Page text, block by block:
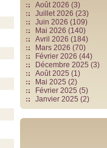
Août 2026 (3)
Juillet 2026 (23)
Juin 2026 (109)
Mai 2026 (140)
Avril 2026 (184)
Mars 2026 (70)
Février 2026 (44)
Décembre 2025 (3)
Août 2025 (1)
Mai 2025 (2)
Février 2025 (5)
Janvier 2025 (2)